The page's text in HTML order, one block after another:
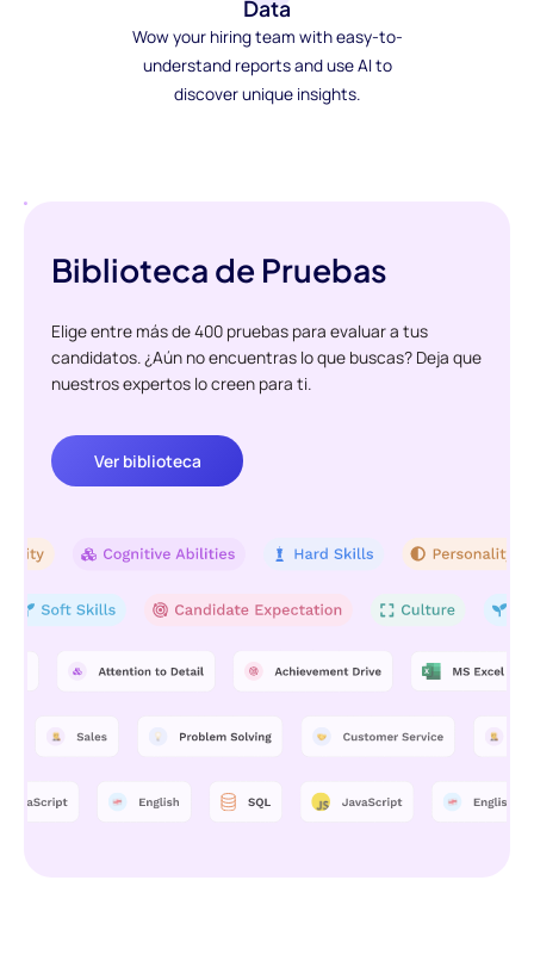
Data
Wow your hiring team with easy-to-
understand reports and use AI to
discover unique insights.
Biblioteca de Pruebas
Elige entre más de 400 pruebas para evaluar a tus
candidatos. ¿Aún no encuentras lo que buscas? Deja que
nuestros expertos lo creen para ti.
Ver biblioteca